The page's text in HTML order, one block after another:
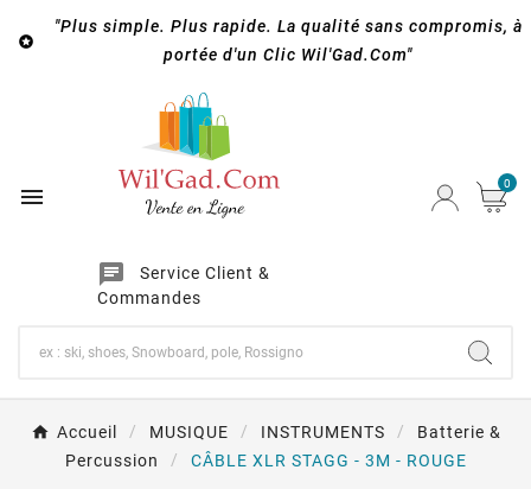

"Plus simple. Plus rapide. La qualité sans compromis, à
portée d'un Clic Wil'Gad.Com"

chat
Service Client &
Commandes
0
Accueil MUSIQUE INSTRUMENTS
Batterie &
Percussion
CÂBLE XLR STAGG - 3M - ROUGE